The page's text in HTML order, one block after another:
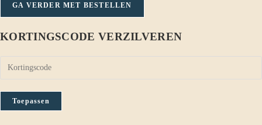
GA VERDER MET BESTELLEN
KORTINGSCODE VERZILVEREN
Toepassen